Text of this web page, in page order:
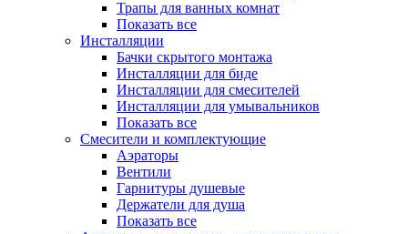
Трапы для ванных комнат
Показать все
Инсталляции
Бачки скрытого монтажа
Инсталляции для биде
Инсталляции для смесителей
Инсталляции для умывальников
Показать все
Смесители и комплектующие
Аэраторы
Вентили
Гарнитуры душевые
Держатели для душа
Показать все